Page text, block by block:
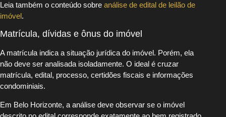
Leia também o conteúdo sobre análise de edital de leilão de
imóvel.
Matrícula, dívidas e ônus do imóvel
A matrícula indica a situação jurídica do imóvel. Porém, ela
não deve ser analisada isoladamente. O ideal é cruzar
matrícula, edital, processo, certidões fiscais e informações
condominiais.
Em Belo Horizonte, a análise deve observar se o imóvel